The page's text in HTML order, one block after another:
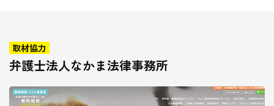
取材協力
弁護士法人なかま法律事務所